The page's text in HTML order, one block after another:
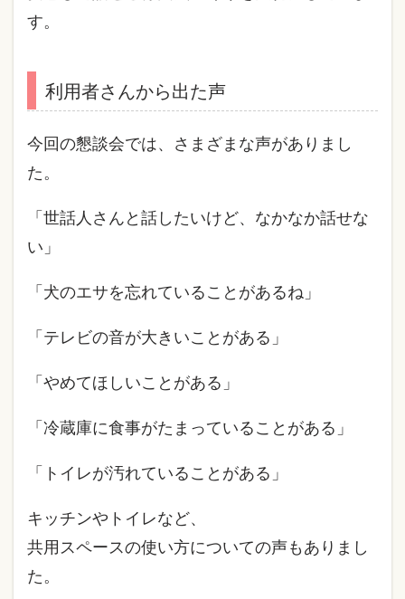
す。
利用者さんから出た声
今回の懇談会では、さまざまな声がありまし
た。
「世話人さんと話したいけど、なかなか話せな
い」
「犬のエサを忘れていることがあるね」
「テレビの音が大きいことがある」
「やめてほしいことがある」
「冷蔵庫に食事がたまっていることがある」
「トイレが汚れていることがある」
キッチンやトイレなど、
共用スペースの使い方についての声もありまし
た。